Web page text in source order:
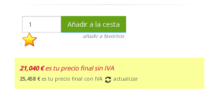
Añadir a la cesta
añadir a favoritos
21,040 € es tu precio final sin IVA
25,458 € es tu precio final con IVA actualizar